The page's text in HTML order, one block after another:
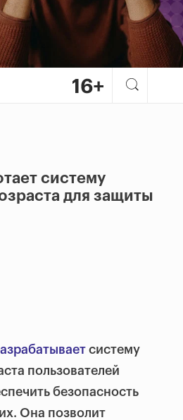
систему
для защиты
систему
пользователей
безопасность
Она позволит